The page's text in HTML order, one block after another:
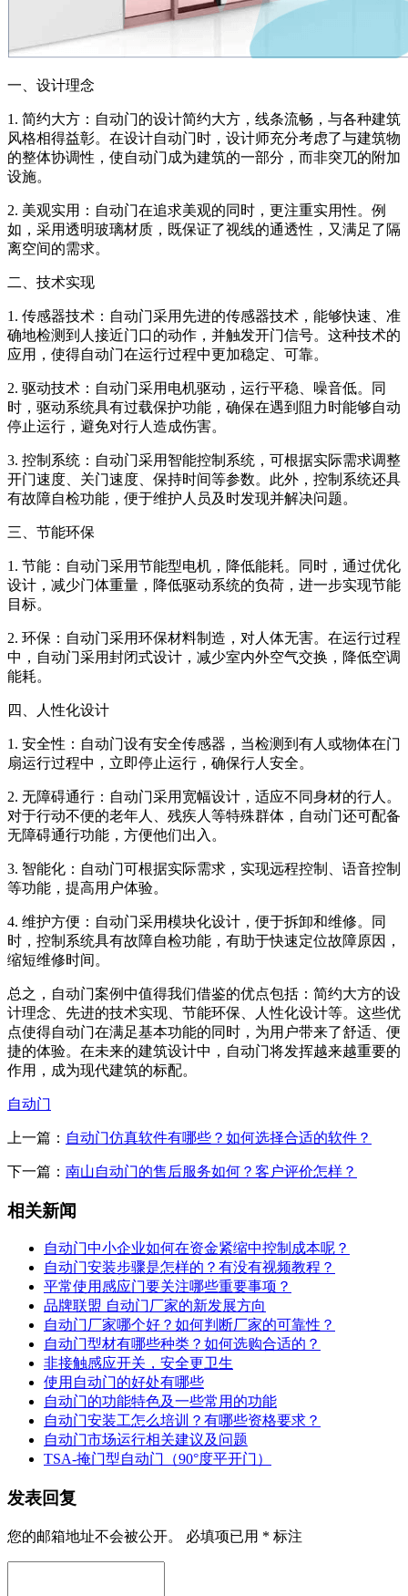
一、设计理念
1. 简约大方：自动门的设计简约大方，线条流畅，与各种建筑
风格相得益彰。在设计自动门时，设计师充分考虑了与建筑物
的整体协调性，使自动门成为建筑的一部分，而非突兀的附加
设施。
2. 美观实用：自动门在追求美观的同时，更注重实用性。例
如，采用透明玻璃材质，既保证了视线的通透性，又满足了隔
离空间的需求。
二、技术实现
1. 传感器技术：自动门采用先进的传感器技术，能够快速、准
确地检测到人接近门口的动作，并触发开门信号。这种技术的
应用，使得自动门在运行过程中更加稳定、可靠。
2. 驱动技术：自动门采用电机驱动，运行平稳、噪音低。同
时，驱动系统具有过载保护功能，确保在遇到阻力时能够自动
停止运行，避免对行人造成伤害。
3. 控制系统：自动门采用智能控制系统，可根据实际需求调整
开门速度、关门速度、保持时间等参数。此外，控制系统还具
有故障自检功能，便于维护人员及时发现并解决问题。
三、节能环保
1. 节能：自动门采用节能型电机，降低能耗。同时，通过优化
设计，减少门体重量，降低驱动系统的负荷，进一步实现节能
目标。
2. 环保：自动门采用环保材料制造，对人体无害。在运行过程
中，自动门采用封闭式设计，减少室内外空气交换，降低空调
能耗。
四、人性化设计
1. 安全性：自动门设有安全传感器，当检测到有人或物体在门
扇运行过程中，立即停止运行，确保行人安全。
2. 无障碍通行：自动门采用宽幅设计，适应不同身材的行人。
对于行动不便的老年人、残疾人等特殊群体，自动门还可配备
无障碍通行功能，方便他们出入。
3. 智能化：自动门可根据实际需求，实现远程控制、语音控制
等功能，提高用户体验。
4. 维护方便：自动门采用模块化设计，便于拆卸和维修。同
时，控制系统具有故障自检功能，有助于快速定位故障原因，
缩短维修时间。
总之，自动门案例中值得我们借鉴的优点包括：简约大方的设
计理念、先进的技术实现、节能环保、人性化设计等。这些优
点使得自动门在满足基本功能的同时，为用户带来了舒适、便
捷的体验。在未来的建筑设计中，自动门将发挥越来越重要的
作用，成为现代建筑的标配。
自动门
上一篇： 自动门仿真软件有哪些？如何选择合适的软件？
下一篇： 南山自动门的售后服务如何？客户评价怎样？
相关新闻
自动门中小企业如何在资金紧缩中控制成本呢？
自动门安装步骤是怎样的？有没有视频教程？
平常使用感应门要关注哪些重要事项？
品牌联盟 自动门厂家的新发展方向
自动门厂家哪个好？如何判断厂家的可靠性？
自动门型材有哪些种类？如何选购合适的？
非接触感应开关，安全更卫生
使用自动门的好处有哪些
自动门的功能特色及一些常用的功能
自动门安装工怎么培训？有哪些资格要求？
自动门市场运行相关建议及问题
TSA-掩门型自动门（90°度平开门）
发表回复
您的邮箱地址不会被公开。 必填项已用 * 标注